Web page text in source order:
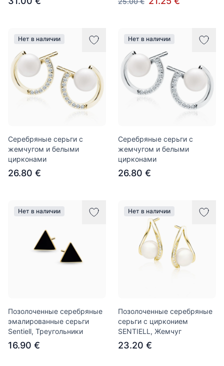
Нет в наличии
Серебряные серьги с
жемчугом и белыми
цирконами
26.80 €
Нет в наличии
Серебряные серьги с
жемчугом и белыми
цирконами
26.80 €
Нет в наличии
Позолоченные серебряные
эмалированные серьги
Sentiell, Треугольники
16.90 €
Нет в наличии
Позолоченные серебряные
серьги с цирконием
SENTIELL, Жемчуг
23.20 €